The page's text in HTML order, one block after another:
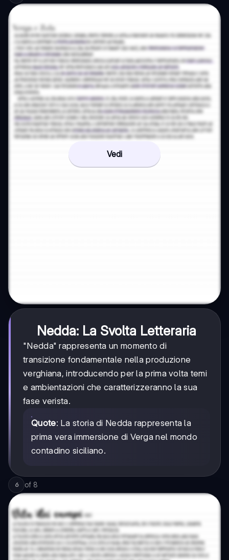
Vedi
Nedda: La Svolta Letteraria
"Nedda" rappresenta un momento di
transizione fondamentale nella produzione
verghiana, introducendo per la prima volta temi
e ambientazioni che caratterizzeranno la sua
fase verista.
Quote: La storia di Nedda rappresenta la
prima vera immersione di Verga nel mondo
contadino siciliano.
6 of 8